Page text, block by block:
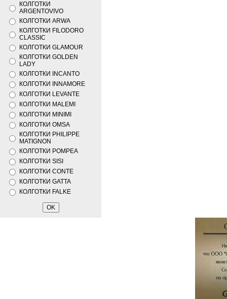
КОЛГОТКИ
ARGENTOVIVO
КОЛГОТКИ ARWA
КОЛГОТКИ FILODORO
CLASSIC
КОЛГОТКИ GLAMOUR
КОЛГОТКИ GOLDEN
LADY
КОЛГОТКИ INCANTO
КОЛГОТКИ INNAMORE
КОЛГОТКИ LEVANTE
КОЛГОТКИ MALEMI
КОЛГОТКИ MINIMI
КОЛГОТКИ OMSA
КОЛГОТКИ PHILIPPE
MATIGNON
КОЛГОТКИ POMPEA
КОЛГОТКИ SISI
КОЛГОТКИ CONTE
КОЛГОТКИ GATTA
КОЛГОТКИ FALKE